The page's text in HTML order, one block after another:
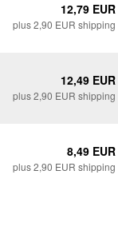
12,79 EUR
plus 2,90 EUR shipping
12,49 EUR
plus 2,90 EUR shipping
8,49 EUR
plus 2,90 EUR shipping